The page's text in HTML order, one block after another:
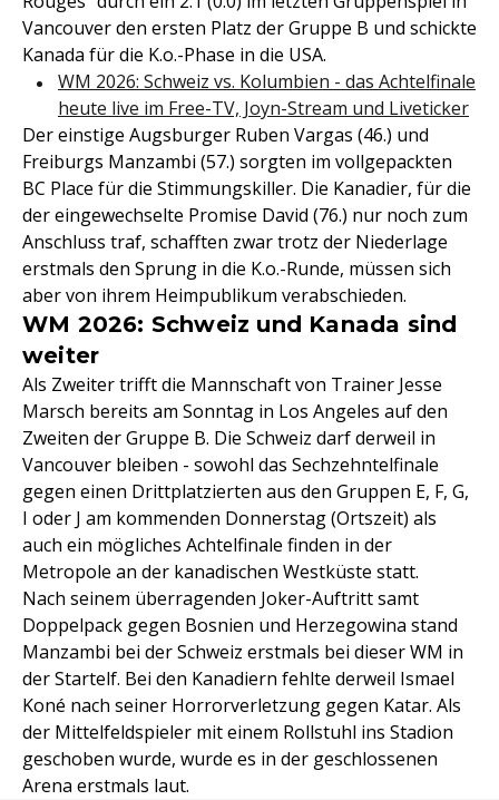
Vancouver den ersten Platz der Gruppe B und schickte
Kanada für die K.o.-Phase in die USA.
WM 2026: Schweiz vs. Kolumbien - das Achtelfinale
heute live im Free-TV, Joyn-Stream und Liveticker
Der einstige Augsburger Ruben Vargas (46.) und
Freiburgs Manzambi (57.) sorgten im vollgepackten
BC Place für die Stimmungskiller. Die Kanadier, für die
der eingewechselte Promise David (76.) nur noch zum
Anschluss traf, schafften zwar trotz der Niederlage
erstmals den Sprung in die K.o.-Runde, müssen sich
aber von ihrem Heimpublikum verabschieden.
WM 2026: Schweiz und Kanada sind
weiter
Als Zweiter trifft die Mannschaft von Trainer Jesse
Marsch bereits am Sonntag in Los Angeles auf den
Zweiten der Gruppe B. Die Schweiz darf derweil in
Vancouver bleiben - sowohl das Sechzehntelfinale
gegen einen Drittplatzierten aus den Gruppen E, F, G,
I oder J am kommenden Donnerstag (Ortszeit) als
auch ein mögliches Achtelfinale finden in der
Metropole an der kanadischen Westküste statt.
Nach seinem überragenden Joker-Auftritt samt
Doppelpack gegen Bosnien und Herzegowina stand
Manzambi bei der Schweiz erstmals bei dieser WM in
der Startelf. Bei den Kanadiern fehlte derweil Ismael
Koné nach seiner Horrorverletzung gegen Katar. Als
der Mittelfeldspieler mit einem Rollstuhl ins Stadion
geschoben wurde, wurde es in der geschlossenen
Arena erstmals laut.